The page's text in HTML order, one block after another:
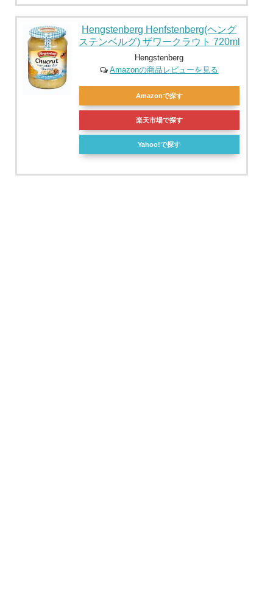
Hengstenberg Henfstenberg(ヘング
ステンベルグ) ザワークラウト 720ml
Hengstenberg
Amazonの商品レビューを見る
Amazonで探す
楽天市場で探す
Yahoo!で探す